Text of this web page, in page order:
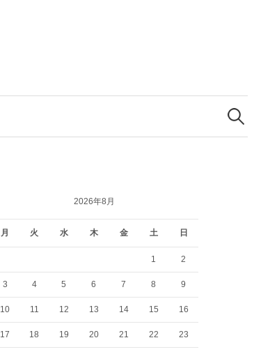
索:
2026年8月
月 火 水 木 金 土 日
1 2
3 4 5 6 7 8 9
10 11 12 13 14 15 16
17 18 19 20 21 22 23